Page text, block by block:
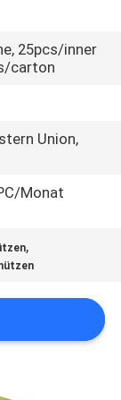
25pcs/inner
carton
Union,
Monat
,